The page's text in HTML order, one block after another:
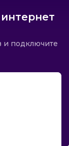
и подключите